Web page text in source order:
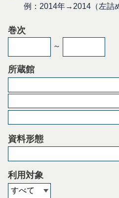
例：2014年→2014（左詰
巻次
～
所蔵館
資料形態
利用対象